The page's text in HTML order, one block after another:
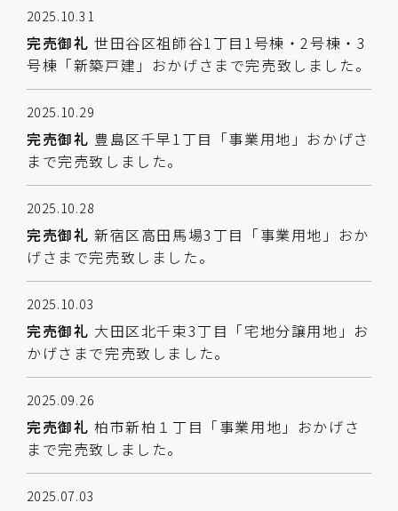
2025.10.31
完売御礼 世田谷区祖師谷1丁目1号棟・2号棟・3
号棟「新築戸建」おかげさまで完売致しました。
2025.10.29
完売御礼 豊島区千早1丁目「事業用地」おかげさ
まで完売致しました。
2025.10.28
完売御礼 新宿区高田馬場3丁目「事業用地」おか
げさまで完売致しました。
2025.10.03
完売御礼 大田区北千束3丁目「宅地分譲用地」お
かげさまで完売致しました。
2025.09.26
完売御礼 柏市新柏１丁目「事業用地」おかげさ
まで完売致しました。
2025.07.03